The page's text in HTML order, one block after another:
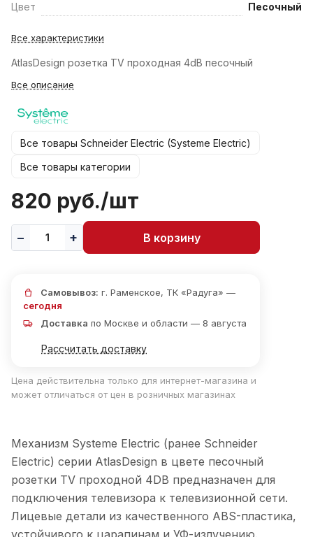
Цвет Песочный
Все характеристики
AtlasDesign розетка TV проходная 4dB песочный
Все описание
Все товары Schneider Electric (Systeme Electric)
Все товары категории
820 руб./шт
В корзину
Самовывоз: г. Раменское, ТК «Радуга» —
сегодня
Доставка по Москве и области — 8 августа
Рассчитать доставку
Цена действительна только для интернет-магазина и
может отличаться от цен в розничных магазинах
Механизм Systeme Electric (ранее Schneider
Electric) серии AtlasDesign в цвете песочный
розетки TV проходной 4DB предназначен для
подключения телевизора к телевизионной сети.
Лицевые детали из качественного ABS-пластика,
устойчивого к царапинам и УФ-излучению.